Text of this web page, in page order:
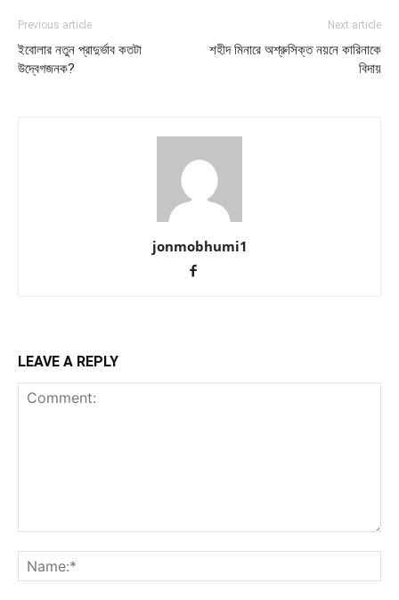
Previous article
ইবোলার নতুন প্রাদুর্ভাব কতটা
উদ্বেগজনক?
Next article
শহীদ মিনারে অশ্রুসিক্ত নয়নে কারিনাকে
বিদায়
jonmobhumi1
LEAVE A REPLY